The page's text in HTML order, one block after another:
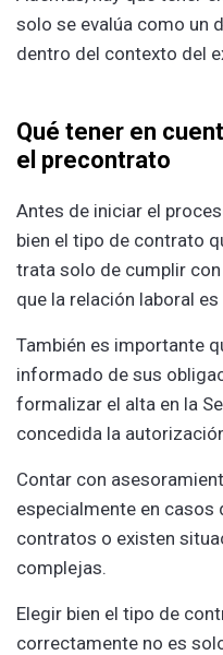
solo se evalúa como un
dentro del contexto del
Qué tener en
el precontrato
Antes de iniciar el
bien el tipo de contrato
trata solo de cumplir
que la relación laboral
También es importante
informado de sus
formalizar el alta en la
concedida la
Contar con
especialmente en casos
contratos o existen
complejas.
Elegir bien el tipo de
correctamente no es